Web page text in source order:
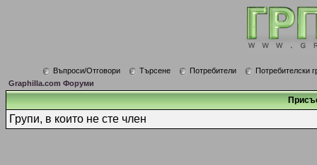
Въпроси/Отговори Търсене Потребители
Потребителски
Graphilla.com Форуми
Групи, в които не сте член